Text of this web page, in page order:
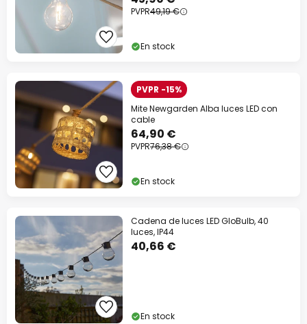
PVPR49,19 €
En stock
PVPR -15%
Mite Newgarden Alba luces LED con
cable
64,90 €
PVPR76,38 €
En stock
Cadena de luces LED GloBulb, 40
luces, IP44
40,66 €
En stock